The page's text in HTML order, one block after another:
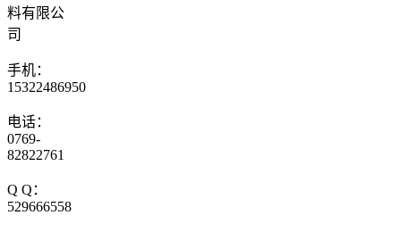
料有限公
司
手机：
15322486950
电话：
0769-
82822761
Q Q：
529666558